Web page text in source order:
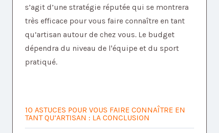
s’agit d’une stratégie réputée qui se montrera
très efficace pour vous faire connaître en tant
qu’artisan autour de chez vous. Le budget
dépendra du niveau de l'équipe et du sport
pratiqué.
10 ASTUCES POUR VOUS FAIRE CONNAÎTRE EN
TANT QU’ARTISAN : LA CONCLUSION